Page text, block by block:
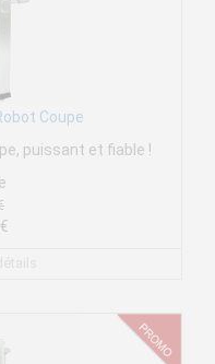
Coupe
puissant et fiable !